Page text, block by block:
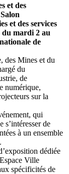
et des
et des services
du mardi 2 au
de
des Mines et du
du
de
numérique,
sur la
qui
s’intéresser de
à un ensemble
dédiée
Ville
spécificités de